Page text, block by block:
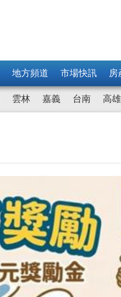
地方頻道 市場快訊 房
雲林 嘉義 台南 高雄